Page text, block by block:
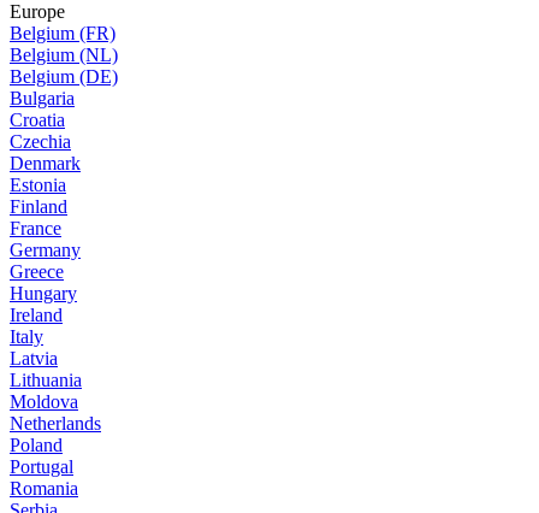
Europe
Belgium (FR)
Belgium (NL)
Belgium (DE)
Bulgaria
Croatia
Czechia
Denmark
Estonia
Finland
France
Germany
Greece
Hungary
Ireland
Italy
Latvia
Lithuania
Moldova
Netherlands
Poland
Portugal
Romania